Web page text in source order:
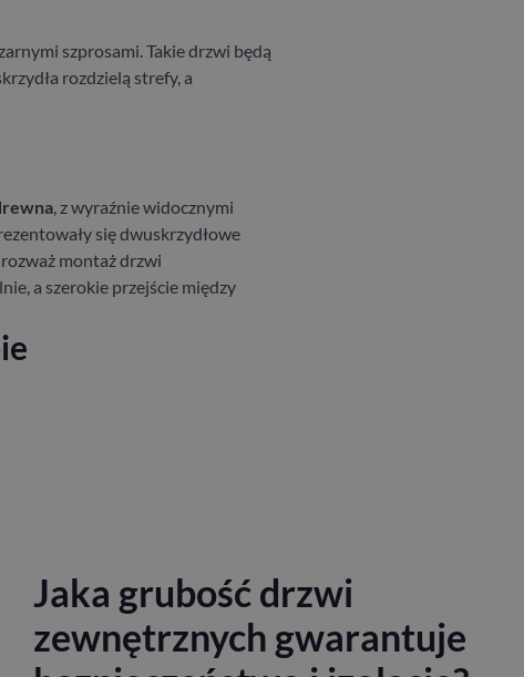
szprosami. Takie drzwi będą
rozdzielą strefy, a
, z wyraźnie widocznymi
się dwuskrzydłowe
montaż drzwi
a szerokie przejście między
Jaka grubość drzwi
zewnętrznych gwarantuje